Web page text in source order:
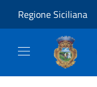
Regione Siciliana